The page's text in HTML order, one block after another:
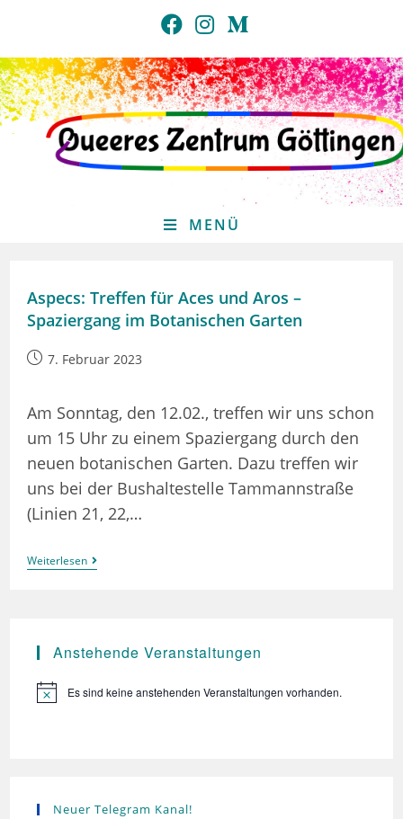
springen
MENÜ
Aspecs: Treffen für Aces und Aros –
Spaziergang im Botanischen Garten
Beitrag7. Februar 2023
Am Sonntag, den 12.02., treffen wir uns schon
um 15 Uhr zu einem Spaziergang durch den
neuen botanischen Garten. Dazu treffen wir
uns bei der Bushaltestelle Tammannstraße
(Linien 21, 22,…
WeiterlesenAspecs:
Treffen
–
Spaziergang
Botanischen
Anstehende Veranstaltungen
H
Es sind keine anstehenden Veranstaltungen vorhanden.
Neuer Telegram Kanal!